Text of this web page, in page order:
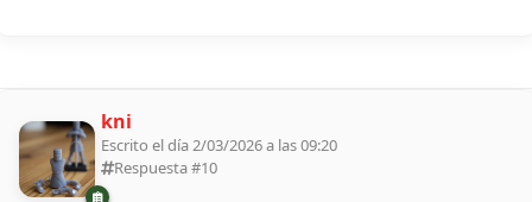
kni
Escrito el día 2/03/2026 a las 09:20
Respuesta #10